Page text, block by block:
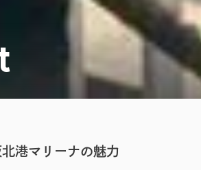
港マリーナの魅力